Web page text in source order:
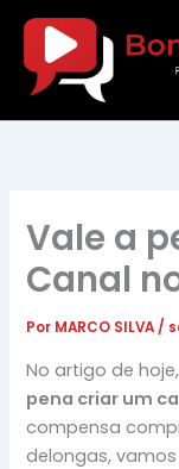
conteúdo
Vale a
Canal
Por MARCO SILVA /
No artigo de
pena criar um
compensa
delongas, vamos